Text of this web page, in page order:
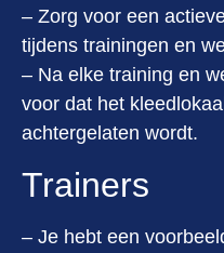
– Zorg voor een
tijdens trainingen en
– Na elke training en
voor dat het
achtergelaten wordt.
Trainers
– Je hebt een